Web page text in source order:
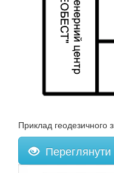
Приклад геодезичного
Переглянути